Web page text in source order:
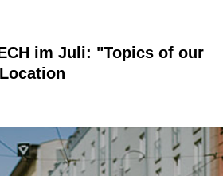
im Juli: "Topics of our